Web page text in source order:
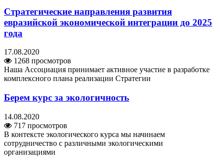
Стратегические направления развития
евразийской экономической интеграции до 2025
года
17.08.2020
1268 просмотров
Наша Ассоциация принимает активное участие в разработке
комплексного плана реализации Стратегии
Берем курс за экологичность
14.08.2020
717 просмотров
В контексте экологического курса мы начинаем
сотрудничество с различными экологическими
организациями